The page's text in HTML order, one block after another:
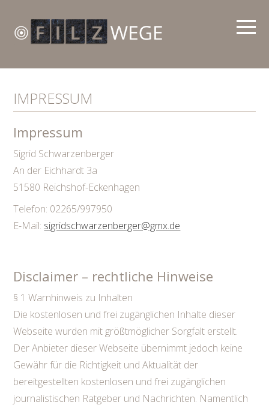
IMPRESSUM
Impressum
Sigrid Schwarzenberger
An der Eichhardt 3a
51580 Reichshof-Eckenhagen
Telefon: 02265/997950
E-Mail: sigridschwarzenberger@gmx.de
Disclaimer – rechtliche Hinweise
§ 1 Warnhinweis zu Inhalten
Die kostenlosen und frei zugänglichen Inhalte dieser
Webseite wurden mit größtmöglicher Sorgfalt erstellt.
Der Anbieter dieser Webseite übernimmt jedoch keine
Gewähr für die Richtigkeit und Aktualität der
bereitgestellten kostenlosen und frei zugänglichen
journalistischen Ratgeber und Nachrichten. Namentlich